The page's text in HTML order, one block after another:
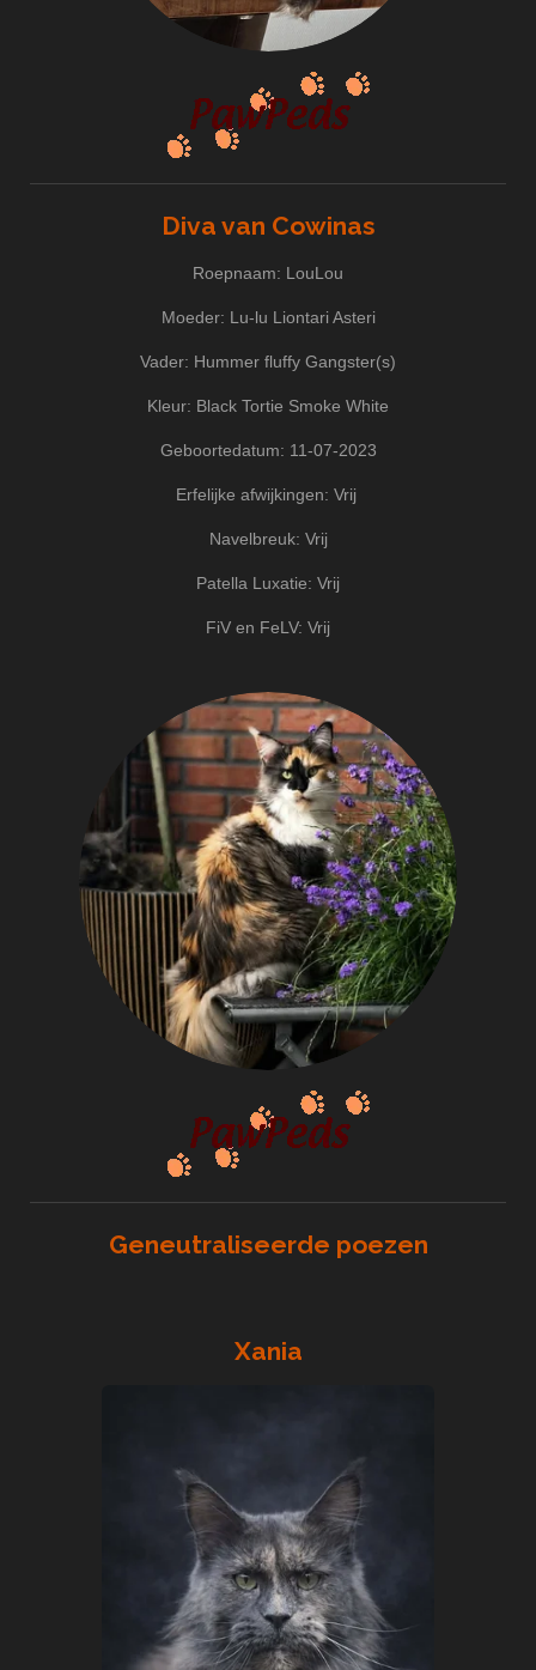
Diva van Cowinas
Roepnaam: LouLou
Moeder: Lu-lu Liontari Asteri
Vader: Hummer fluffy Gangster(s)
Kleur: Black Tortie Smoke White
Geboortedatum: 11-07-2023
Erfelijke afwijkingen: Vrij
Navelbreuk: Vrij
Patella Luxatie: Vrij
FiV en FeLV: Vrij
Geneutraliseerde poezen
Xania